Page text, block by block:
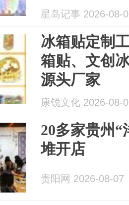
星岛记事 2026-08-
冰箱贴定制
箱贴、文创
源头厂家
康锐文化 2026-08-
20多家贵州“
堆开店
贵阳网 2026-08-07